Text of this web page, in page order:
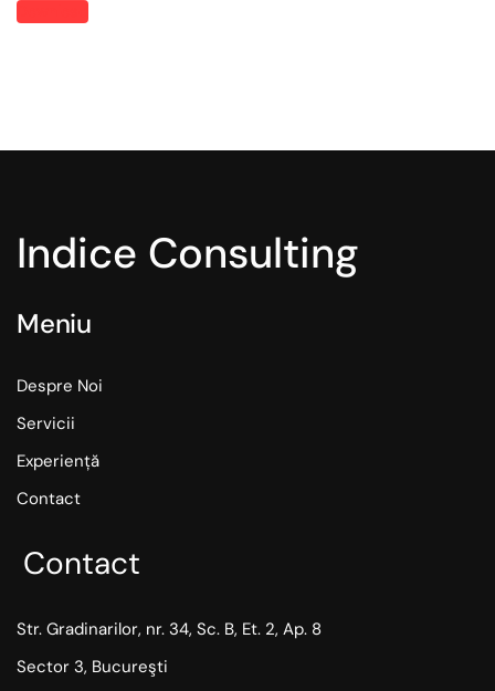
Indice Consulting
Meniu
Despre Noi
Servicii
Experiență
Contact
Contact
Str. Gradinarilor, nr. 34, Sc. B, Et. 2, Ap. 8
Sector 3, Bucureşti